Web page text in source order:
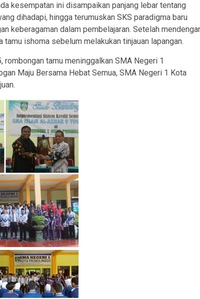
kesempatan ini disampaikan panjang lebar tentang
dihadapi, hingga terumuskan SKS paradigma baru
keberagaman dalam pembelajaran. Setelah mendengar
ishoma sebelum melakukan tinjauan lapangan.
tamu meninggalkan SMA Negeri 1
Maju Bersama Hebat Semua, SMA Negeri 1 Kota